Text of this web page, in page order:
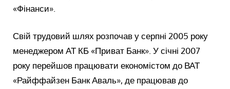
«Фінанси».
Свій трудовий шлях розпочав у серпні 2005 року
менеджером АТ КБ «Приват Банк». У січні 2007
року перейшов працювати економістом до ВАТ
«Райффайзен Банк Аваль», де працював до